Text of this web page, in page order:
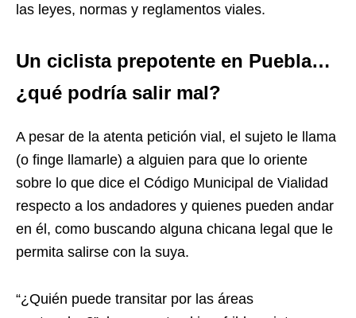
las leyes, normas y reglamentos viales.
Un ciclista prepotente en Puebla…
¿qué podría salir mal?
A pesar de la atenta petición vial, el sujeto le llama
(o finge llamarle) a alguien para que lo oriente
sobre lo que dice el Código Municipal de Vialidad
respecto a los andadores y quienes pueden andar
en él, como buscando alguna chicana legal que le
permita salirse con la suya.
“¿Quién puede transitar por las áreas